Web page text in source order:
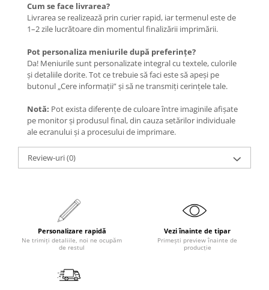
Cum se face livrarea?
Livrarea se realizează prin curier rapid, iar termenul este de
1–2 zile lucrătoare din momentul finalizării imprimării.
Pot personaliza meniurile după preferințe?
Da! Meniurile sunt personalizate integral cu textele, culorile
și detaliile dorite. Tot ce trebuie să faci este să apeși pe
butonul „Cere informații” și să ne transmiți cerințele tale.
Notă: Pot exista diferențe de culoare între imaginile afișate
pe monitor și produsul final, din cauza setărilor individuale
ale ecranului și a procesului de imprimare.
Review-uri(0)
Personalizare rapidă
Ne trimiți detaliile, noi ne ocupăm
de restul
Vezi înainte de tipar
Primești preview înainte de
producție